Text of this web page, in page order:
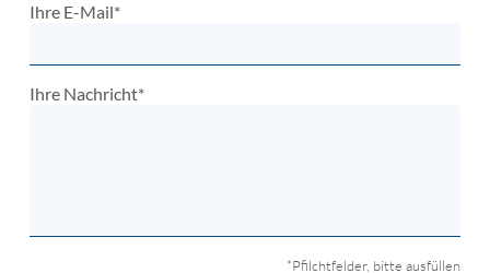
Ihre E-Mail*
Ihre Nachricht*
*Pfilchtfelder, bitte ausfüllen